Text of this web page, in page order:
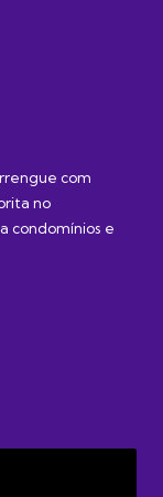
com
no
condomínios e